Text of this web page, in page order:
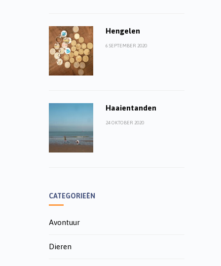
Hengelen
6 SEPTEMBER 2020
Haaientanden
24 OKTOBER 2020
CATEGORIEËN
Avontuur
Dieren